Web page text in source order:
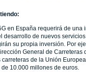
en España requerirá de una
desarrollo de nuevos
su propia inversión. Por
General de Carreteras
carreteras de la Unión
10.000 millones de euros.